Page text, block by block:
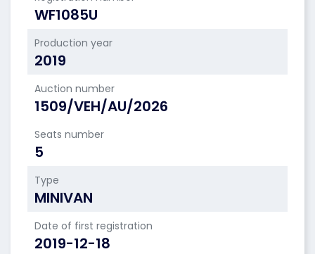
WF1085U
Production year
2019
Auction number
1509/VEH/AU/2026
Seats number
5
Type
MINIVAN
Date of first registration
2019-12-18